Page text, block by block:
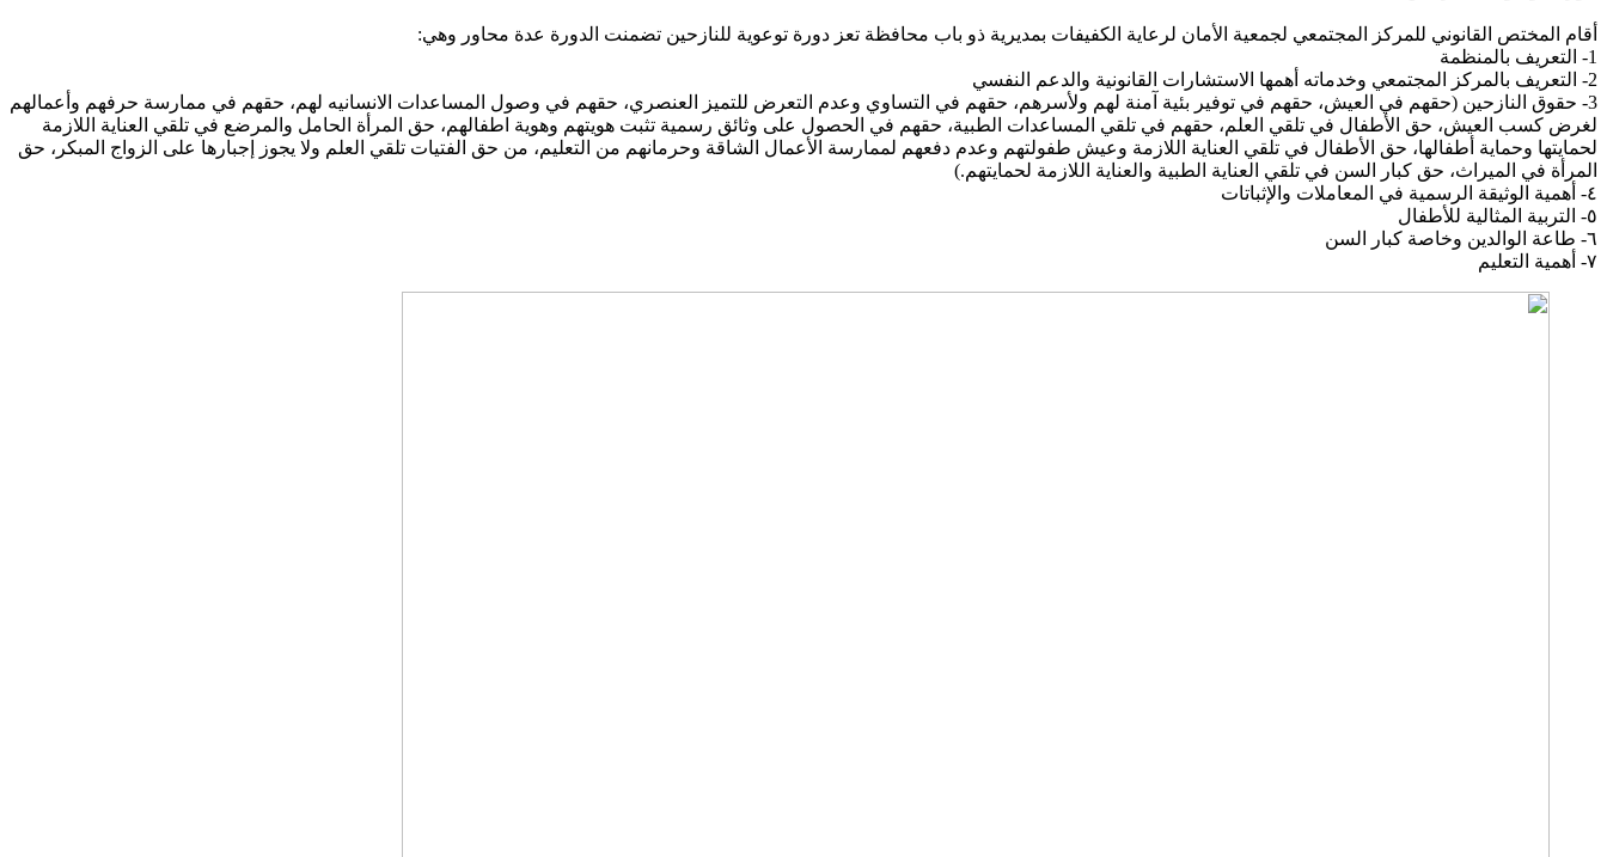
أقام المختص القانوني للمركز المجتمعي لجمعية الأمان لرعاية الكفيفات بمديرية ذو باب محافظة تعز دورة توعوية للنازحين تضمنت الدورة عدة محاور وهي:
1- التعريف بالمنظمة
2- التعريف بالمركز المجتمعي وخدماته أهمها الاستشارات القانونية والدعم النفسي
3- حقوق النازحين (حقهم في العيش، حقهم في توفير بئية آمنة لهم ولأسرهم، حقهم في التساوي وعدم التعرض للتميز العنصري، حقهم في وصول المساعدات الانسانيه لهم، حقهم في ممارسة حرفهم وأعمالهم
لغرض كسب العيش، حق الأطفال في تلقي العلم، حقهم في تلقي المساعدات الطبية، حقهم في الحصول على وثائق رسمية تثبت هويتهم وهوية اطفالهم، حق المرأة الحامل والمرضع في تلقي العناية اللازمة
لحمايتها وحماية أطفالها، حق الأطفال في تلقي العناية اللازمة وعيش طفولتهم وعدم دفعهم لممارسة الأعمال الشاقة وحرمانهم من التعليم، من حق الفتيات تلقي العلم ولا يجوز إجبارها على الزواج المبكر، حق
المرأة في الميراث، حق كبار السن في تلقي العناية الطبية والعناية اللازمة لحمايتهم.)
٤- أهمية الوثيقة الرسمية في المعاملات والإثباتات
٥- التربية المثالية للأطفال
٦- طاعة الوالدين وخاصة كبار السن
٧- أهمية التعليم